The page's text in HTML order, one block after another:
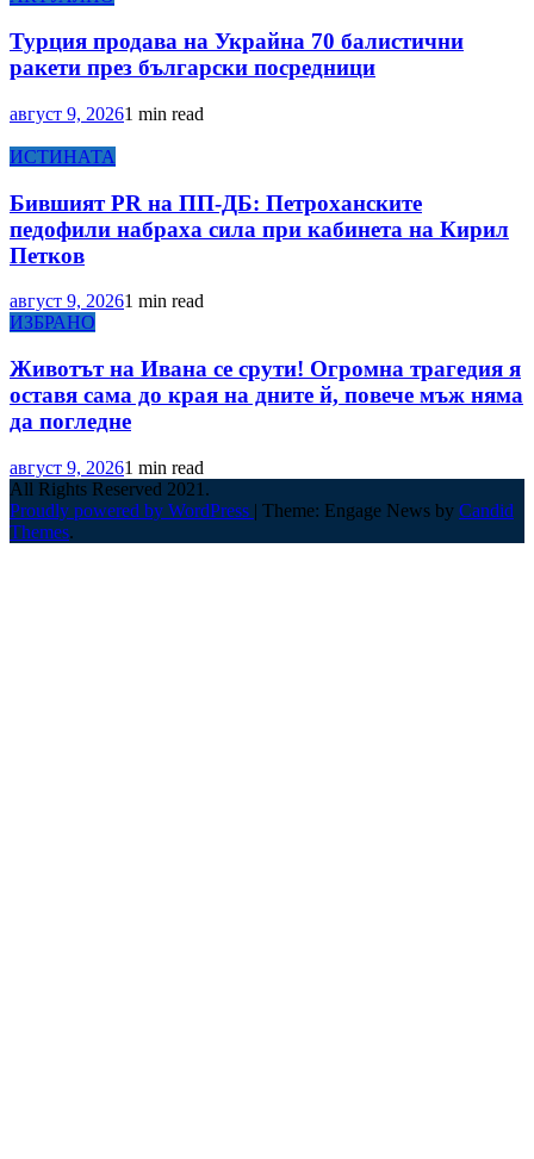
Турция продава на Украйна 70 балистични
ракети през български посредници
август 9, 20261 min read
ИСТИНАТА
Бившият PR на ПП-ДБ: Петроханските
педофили набраха сила при кабинета на Кирил
Петков
август 9, 20261 min read
ИЗБРАНО
Животът на Ивана се срути! Огромна трагедия я
оставя сама до края на дните й, повече мъж няма
да погледне
август 9, 20261 min read
All Rights Reserved 2021.
Proudly powered by WordPress | Theme: Engage News by Candid
Themes.